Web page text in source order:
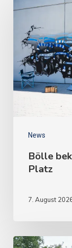
News
Bölle
Platz
7. August